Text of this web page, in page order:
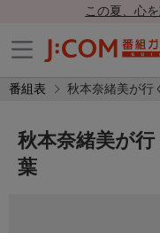
この夏、心
番組表 秋本奈緒美が行
秋本奈緒美が
葉